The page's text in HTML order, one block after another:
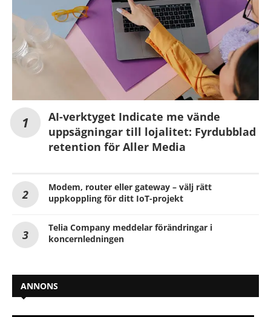
AI-verktyget Indicate me vände
uppsägningar till lojalitet: Fyrdubblad
retention för Aller Media
Modem, router eller gateway – välj rätt
uppkoppling för ditt IoT-projekt
Telia Company meddelar förändringar i
koncernledningen
ANNONS